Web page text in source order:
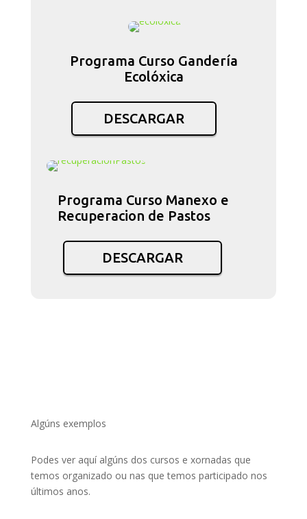
Programa Curso Gandería
Ecolóxica
DESCARGAR
Programa Curso Manexo e
Recuperacion de Pastos
DESCARGAR
Algúns exemplos
Podes ver aquí algúns dos cursos e xornadas que
temos organizado ou nas que temos participado nos
últimos anos.